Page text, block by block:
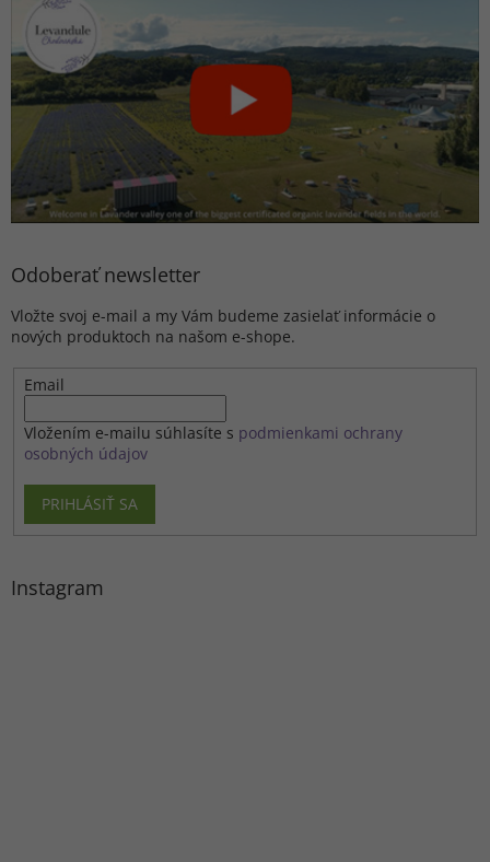
Odoberať newsletter
Vložte svoj e-mail a my Vám budeme zasielať informácie o
nových produktoch na našom e-shope.
Email
Vložením e-mailu súhlasíte s podmienkami ochrany
osobných údajov
PRIHLÁSIŤ SA
Instagram